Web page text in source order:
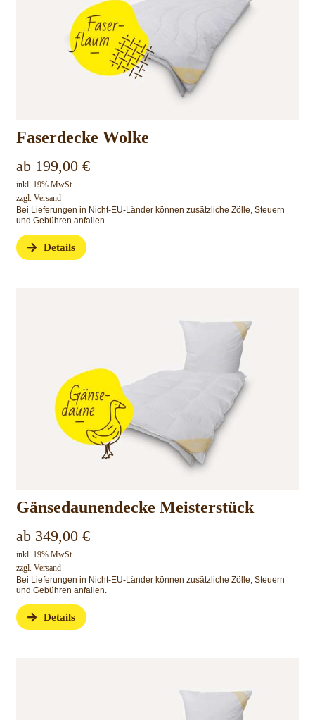
Faserdecke Wolke
ab 199,00 €
inkl. 19% MwSt.
zzgl. Versand
Bei Lieferungen in Nicht-EU-Länder können zusätzliche Zölle, Steuern
und Gebühren anfallen.
Details
Gänsedaunendecke Meisterstück
ab 349,00 €
inkl. 19% MwSt.
zzgl. Versand
Bei Lieferungen in Nicht-EU-Länder können zusätzliche Zölle, Steuern
und Gebühren anfallen.
Details